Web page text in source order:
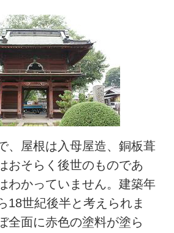
、屋根は入母屋造、銅板葺
おそらく後世のものであ
わかっていません。建築年
18世紀後半と考えられま
全面に赤色の塗料が塗ら